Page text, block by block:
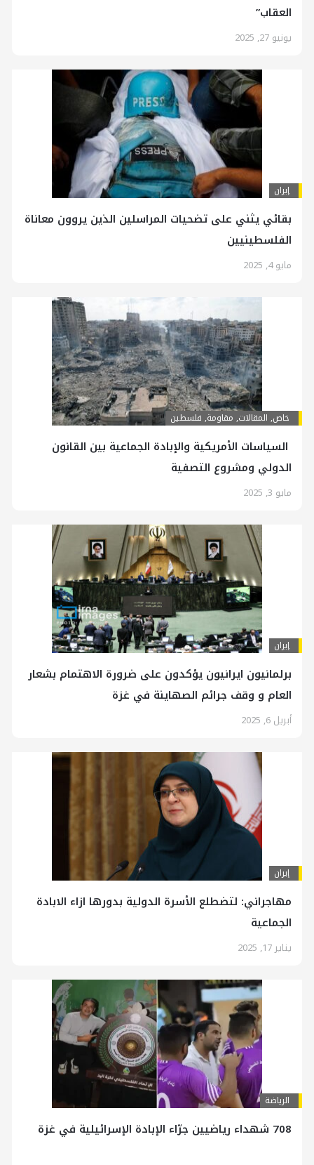
العقاب”
يونيو 27, 2025
إيران
بقائي يثني على تضحيات المراسلين الذين يروون معاناة
الفلسطينيين
مايو 4, 2025
خاص, المقالات, مقاومة, فلسطين
السياسات الأمريكية والإبادة الجماعية بين القانون
الدولي ومشروع التصفية
مايو 3, 2025
إيران
برلمانيون ايرانيون يؤكدون على ضرورة الاهتمام بشعار
العام و وقف جرائم الصهاينة في غزة
أبريل 6, 2025
إيران
مهاجراني: لتضطلع الأسرة الدولية بدورها ازاء الابادة
الجماعية
يناير 17, 2025
الرياضة
708 شهداء رياضيين جرّاء الإبادة الإسرائيلية في غزة